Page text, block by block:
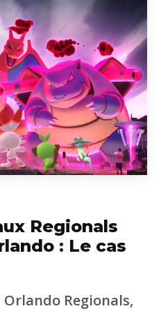
Regionals
: Le cas
Orlando Regionals,